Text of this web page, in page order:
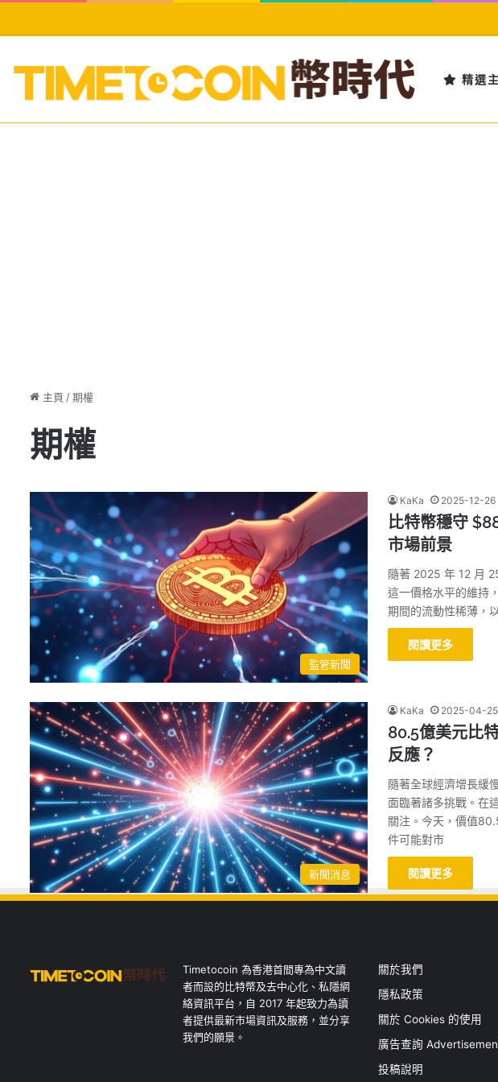
精選
主頁 /期權
期權
監管新聞
KaKa 2025-12-26
比特幣穩守
市場前景
隨著 2025 年 12 月
這一價格水平的維持
期間的流動性稀薄，
閱讀更多
新聞消息
KaKa 2025-04-25
80.5億美元比
反應？
隨著全球經濟增長緩
面臨著諸多挑戰。在
關注。今天，價值
件可能對市
閱讀更多
Timetocoin 為香港首間專為中文讀
者而設的比特幣及去中心化、私隱網
絡資訊平台，自 2017 年起致力為讀
者提供最新市場資訊及服務，並分享
我們的願景。
關於我們
隱私政策
關於 Cookies 的使用
廣告查詢
投稿說明